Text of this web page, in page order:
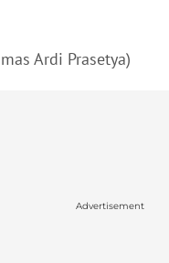
Ardi Prasetya)
Advertisement